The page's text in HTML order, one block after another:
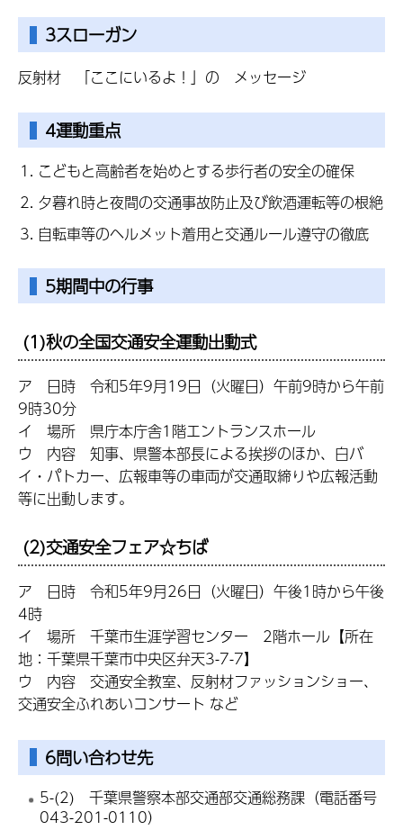
3スローガン
反射材 「ここにいるよ！」の メッセージ
4運動重点
こどもと高齢者を始めとする歩行者の安全の確保
夕暮れ時と夜間の交通事故防止及び飲酒運転等の根絶
自転車等のヘルメット着用と交通ルール遵守の徹底
5期間中の行事
(1)秋の全国交通安全運動出動式
ア 日時 令和5年9月19日（火曜日）午前9時から午前
9時30分
イ 場所 県庁本庁舎1階エントランスホール
ウ 内容 知事、県警本部長による挨拶のほか、白バ
イ・パトカー、広報車等の車両が交通取締りや広報活動
等に出動します。
(2)交通安全フェア☆ちば
ア 日時 令和5年9月26日（火曜日）午後1時から午後
4時
イ 場所 千葉市生涯学習センター 2階ホール【所在
地：千葉県千葉市中央区弁天3-7-7】
ウ 内容 交通安全教室、反射材ファッションショー、
交通安全ふれあいコンサート など
6問い合わせ先
5-(2) 千葉県警察本部交通部交通総務課（電話番号
043-201-0110）